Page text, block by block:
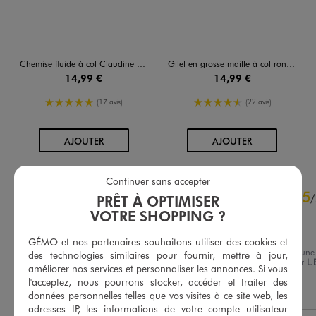
Chemise fluide à col Claudine brodé fille
14,99 €
5/5 de moyenne
(17 avis)
AJOUTERAU PANIER
Gilet en grosse maille à col rond fille
14,99 €
4.5/5 de moyenne
(22 avis)
AJOUTERAU PANIER
4.8/5
Basé sur 10 avis soumis à un
Voir tous les avis sur ce site
5/
Avis vérifié et récompensé
Avis du 28/07/2026
, suite à une
expérience du15/07/2026 par
Utile(0) Signaler
PRÊT À OPTIMISER
VOTRE SHOPPING ?
GÉMO et nos partenaires souhaitons utiliser des cookies et
des technologies similaires pour fournir, mettre à jour,
améliorer nos services et personnaliser les annonces. Si vous
l'acceptez, nous pourrons stocker, accéder et traiter des
données personnelles telles que vos visites à ce site web, les
adresses IP, les informations de votre compte utilisateur
Continuer sans accepter